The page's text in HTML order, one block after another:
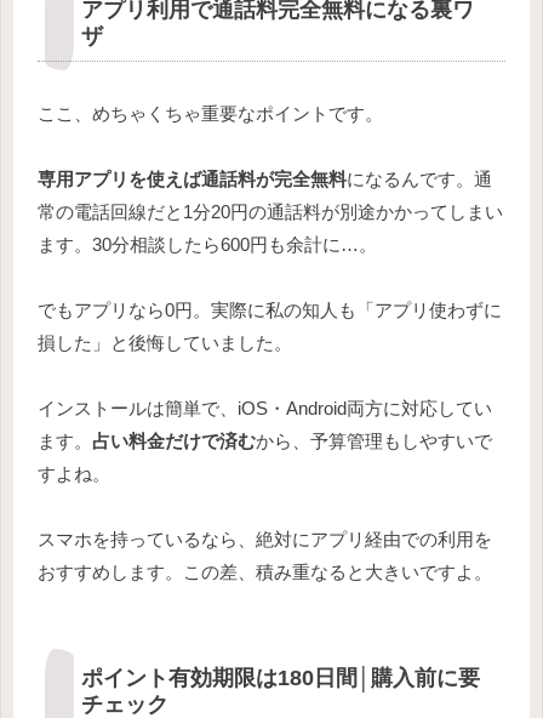
アプリ利用で通話料完全無料になる裏ワ
ザ
ここ、めちゃくちゃ重要なポイントです。
専用アプリを使えば通話料が完全無料になるんです。通
常の電話回線だと1分20円の通話料が別途かかってしまい
ます。30分相談したら600円も余計に…。
でもアプリなら0円。実際に私の知人も「アプリ使わずに
損した」と後悔していました。
インストールは簡単で、iOS・Android両方に対応してい
ます。 占い料金だけで済むから、予算管理もしやすいで
すよね。
スマホを持っているなら、絶対にアプリ経由での利用を
おすすめします。この差、積み重なると大きいですよ。
ポイント有効期限は180日間│購入前に要
チェック